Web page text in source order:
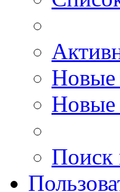
Новые
Поиск